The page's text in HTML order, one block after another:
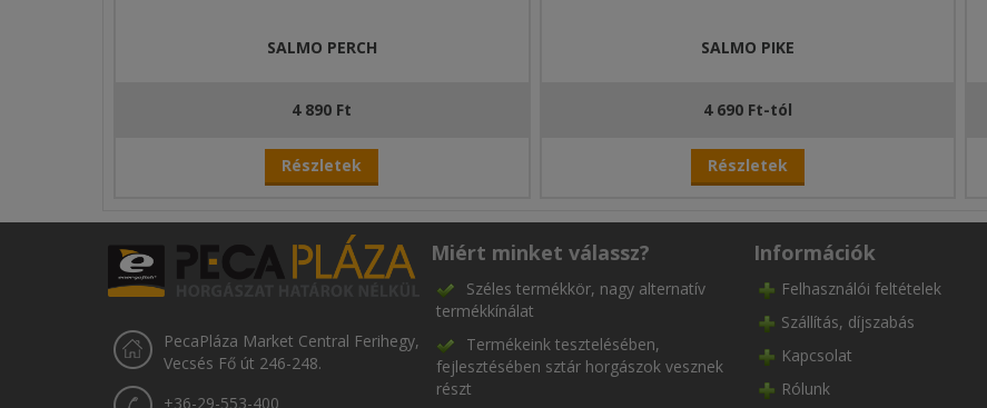
SALMO PERCH
4 890 Ft
Részletek
SALMO PIKE
4 690 Ft-tól
Részletek
PecaPláza Market Central Ferihegy,
Vecsés Fő út 246-248.
+36-29-553-400
Miért minket válassz?
Széles termékkör, nagy alternatív
termékkínálat
Termékeink tesztelésében,
fejlesztésében sztár horgászok vesznek
részt
Információk
Felhasználói feltételek
Szállítás, díjszabás
Kapcsolat
Rólunk